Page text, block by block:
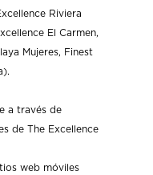
Riviera
El Carmen,
Mujeres, Finest
a través de
de The Excellence
web móviles